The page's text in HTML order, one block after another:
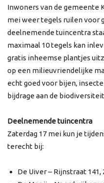
Inwoners van de gemeente
mei weer tegels ruilen voor
deelnemende tuincentra
maximaal 10 tegels kan
gratis inheemse plantjes
op een milieuvriendelijke
echt goed voor bijen,
bijdrage aan de
Deelnemende tuincentra
Zaterdag 17 mei kun je
terecht bij:
De Uiver – Rijnstraat 141,